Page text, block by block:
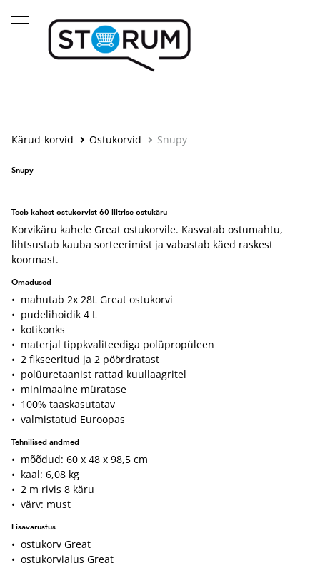
lisati ostukorvi. Vaata ostukorvi
Kärud-korvid Ostukorvid Snupy
Snupy
Teeb kahest ostukorvist 60 liitrise ostukäru
Korvikäru kahele Great ostukorvile. Kasvatab ostumahtu,
lihtsustab kauba sorteerimist ja vabastab käed raskest
koormast.
Omadused
• mahutab 2x 28L Great ostukorvi
• pudelihoidik 4 L
• kotikonks
• materjal tippkvaliteediga polüpropüleen
• 2 fikseeritud ja 2 pöördratast
• polüuretaanist rattad kuullaagritel
• minimaalne müratase
• 100% taaskasutatav
• valmistatud Euroopas
Tehnilised andmed
• mõõdud: 60 x 48 x 98,5 cm
• kaal: 6,08 kg
• 2 m rivis 8 käru
• värv: must
Lisavarustus
• ostukorv Great
• ostukorvialus Great